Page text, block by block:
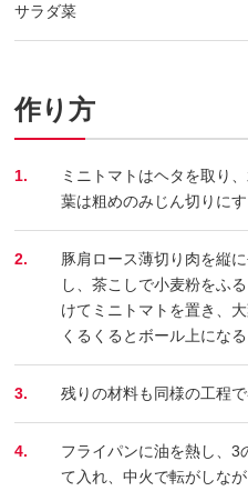
サラダ菜
作り方
1.
ミニトマトはヘタを取り
葉は粗めのみじん切りにす
2.
豚肩ロース薄切り肉を縦
し、茶こしで小麦粉をふ
けてミニトマトを置き、
くるくるとボール上にな
3. 残りの材料も同様の工程で
4.
フライパンに油を熱し、3
て入れ、中火で転がしな